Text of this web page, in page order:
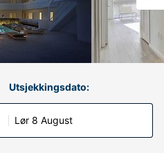
Utsjekkingsdato:
Lør 8 August